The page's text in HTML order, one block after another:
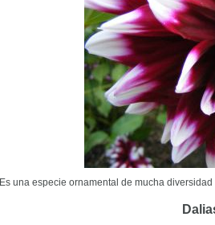
Es una especie ornamental de mucha